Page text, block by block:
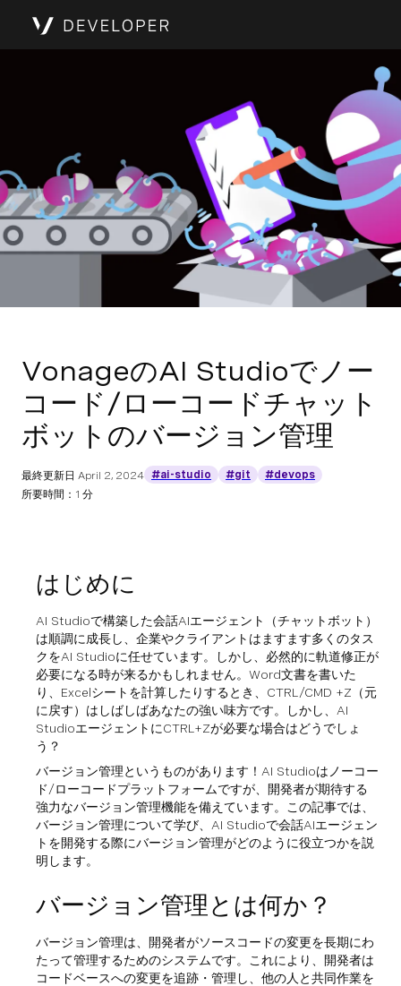
VonageのAI Studioでノー
コード/ローコードチャット
ボットのバージョン管理
最終更新日 April 2, 2024 #ai-studio #git
#devops
所要時間：1 分
はじめに
AI Studioで構築した会話AIエージェント（チャットボット）
は順調に成長し、企業やクライアントはますます多くのタス
クをAI Studioに任せています。しかし、必然的に軌道修正が
必要になる時が来るかもしれません。Word文書を書いた
り、Excelシートを計算したりするとき、CTRL/CMD +Z（元
に戻す）はしばしばあなたの強い味方です。しかし、AI
StudioエージェントにCTRL+Zが必要な場合はどうでしょ
う？
バージョン管理というものがあります！AI Studioはノーコー
ド/ローコードプラットフォームですが、開発者が期待する
強力なバージョン管理機能を備えています。この記事では、
バージョン管理について学び、AI Studioで会話AIエージェン
トを開発する際にバージョン管理がどのように役立つかを説
明します。
バージョン管理とは何か？
バージョン管理は、開発者がソースコードの変更を長期にわ
たって管理するためのシステムです。これにより、開発者は
コードベースへの変更を追跡・管理し、他の人と共同作業を